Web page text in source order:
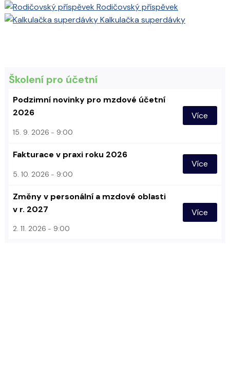
Rodičovský příspěvek
Kalkulačka superdávky
Školení pro účetní
Podzimní novinky pro mzdové účetní
2026
15. 9. 2026 9:00
Více
Fakturace v praxi roku 2026
5. 10. 2026 9:00
Více
Změny v personální a mzdové oblasti
v r. 2027
2. 11. 2026 9:00
Více